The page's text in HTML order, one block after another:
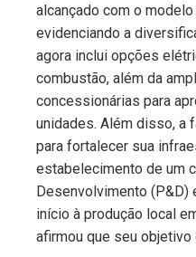
alcançado com o
evidenciando a
agora inclui opções
combustão, além da
concessionárias para
unidades. Além disso, a
para fortalecer sua
estabelecimento de um
Desenvolvimento (P&D)
início à produção local
afirmou que seu objetivo